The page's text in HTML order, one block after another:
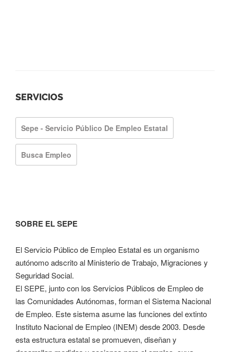
SERVICIOS
Sepe - Servicio Público De Empleo Estatal
Busca Empleo
SOBRE EL SEPE
El Servicio Público de Empleo Estatal es un organismo
autónomo adscrito al Ministerio de Trabajo, Migraciones y
Seguridad Social.
El SEPE, junto con los Servicios Públicos de Empleo de
las Comunidades Autónomas, forman el Sistema Nacional
de Empleo. Este sistema asume las funciones del extinto
Instituto Nacional de Empleo (INEM) desde 2003. Desde
esta estructura estatal se promueven, diseñan y